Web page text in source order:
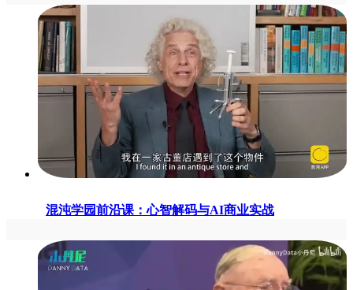
混沌学园前沿课：心智解码与AI商业实战